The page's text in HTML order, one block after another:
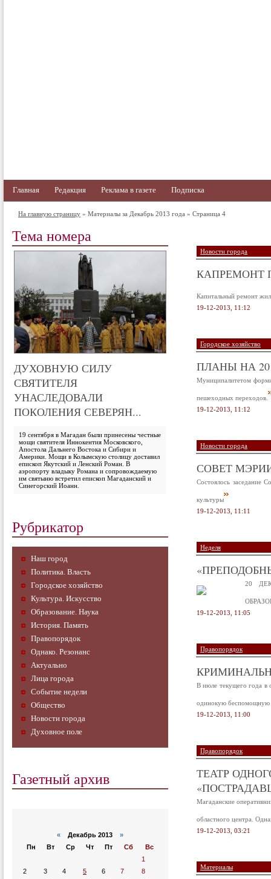
Главная Редакция Реклама в газете Подписка
На главную страницу » Материалы за Декабрь 2013 года » Страница 4
Тема номера
ДУХОВНУЮ СИЛУ
СВЯТИТЕЛЯ
УНАСЛЕДОВАЛИ
ПОКОЛЕНИЯ СЕВЕРЯН...
19 сентября в Магадан были принесены честные
мощи святителя Иннокентия Московского,
Апостола Дальнего Востока и Сибири и
Америки. Мощи в Колымскую столицу доставил
епископ Якутский и Ленский Роман. В
аэропорту владыку Романа и сопровождаемую
им святыню встретил епископ Магаданский и
Синегорский Иоанн.
Рубрикатор
Наш город
Политика. Власть
Городское хозяйство
Культура. Искусство
Образование. Наука
История. Память
Правопорядок
Однако. Резонанс
Актуально
Лица города
Событие недели
Общество
Новости города
Духовное поле
Газетный архив
« Декабрь 2013 »
Пн
Вт Ср Чт Пт Сб
Вс
1
2
3 4 5 6 7
8
Новости города
КАПРЕМОНТ
Капитальный ремонт
19-12-2013, 11:12
Городское хозяйство
ПЛАНЫ НА
Муниципалитетом
пешеходных переходов.
19-12-2013, 11:12
Новости города
СОВЕТ
Состоялось заседание
культуры
19-12-2013, 11:11
Неделя
20
19-12-2013, 11:05
Правопорядок
В июле текущего года в
одинокую беспомощную
19-12-2013, 11:00
Правопорядок
ТЕАТР
Магаданские
областного центра.
19-12-2013, 03:21
Материалы